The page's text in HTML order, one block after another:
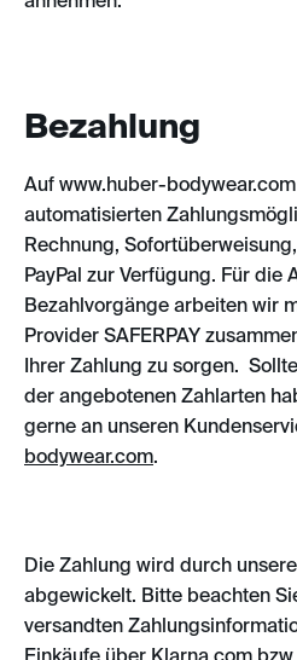
Bezahlung
Auf www.huber-
automatisierten
Rechnung,
PayPal zur Verfügung. Für die
Bezahlvorgänge arbeiten wir
Provider SAFERPAY
Ihrer Zahlung zu sorgen.
der angebotenen Zahlarten
gerne an unseren
bodywear.com.
Die Zahlung wird durch
abgewickelt. Bitte beachten
versandten
Einkäufe über Klarna.com